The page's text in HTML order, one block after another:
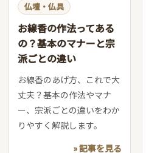
仏壇・仏具
お線香の作法ってある
の？基本のマナーと宗
派ごとの違い
お線香のあげ方、これで大
丈夫？基本の作法やマナ
ー、宗派ごとの違いをわか
りやすく解説します。
» 記事を見る